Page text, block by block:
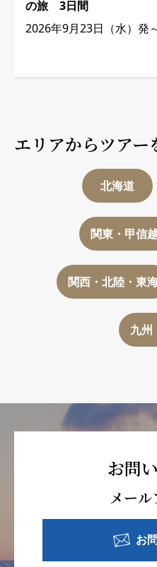
の旅 3日間
2026年9月23日（水）発
エリアからツアー
北海道
関東・甲信
関西・北陸・東
九州
お問
メール
お